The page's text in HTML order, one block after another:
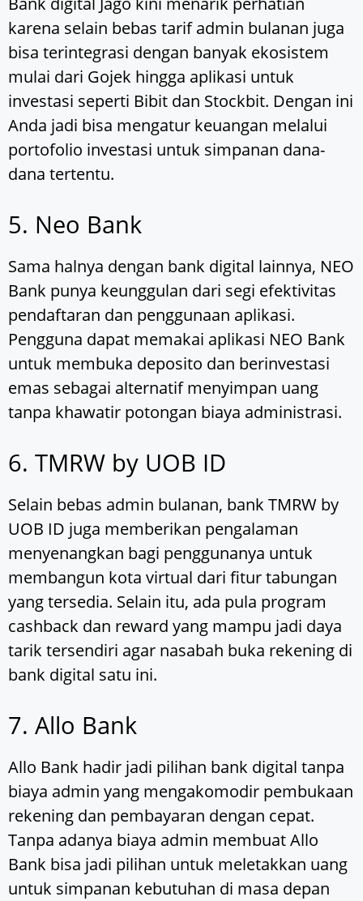
karena selain bebas tarif admin bulanan juga
bisa terintegrasi dengan banyak ekosistem
mulai dari Gojek hingga aplikasi untuk
investasi seperti Bibit dan Stockbit. Dengan ini
Anda jadi bisa mengatur keuangan melalui
portofolio investasi untuk simpanan dana-
dana tertentu.
5. Neo Bank
Sama halnya dengan bank digital lainnya, NEO
Bank punya keunggulan dari segi efektivitas
pendaftaran dan penggunaan aplikasi.
Pengguna dapat memakai aplikasi NEO Bank
untuk membuka deposito dan berinvestasi
emas sebagai alternatif menyimpan uang
tanpa khawatir potongan biaya administrasi.
6. TMRW by UOB ID
Selain bebas admin bulanan, bank TMRW by
UOB ID juga memberikan pengalaman
menyenangkan bagi penggunanya untuk
membangun kota virtual dari fitur tabungan
yang tersedia. Selain itu, ada pula program
cashback dan reward yang mampu jadi daya
tarik tersendiri agar nasabah buka rekening di
bank digital satu ini.
7. Allo Bank
Allo Bank hadir jadi pilihan bank digital tanpa
biaya admin yang mengakomodir pembukaan
rekening dan pembayaran dengan cepat.
Tanpa adanya biaya admin membuat Allo
Bank bisa jadi pilihan untuk meletakkan uang
untuk simpanan kebutuhan di masa depan